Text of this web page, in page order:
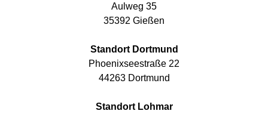
Aulweg 35
35392 Gießen
Standort Dortmund
Phoenixseestraße 22
44263 Dortmund
Standort Lohmar